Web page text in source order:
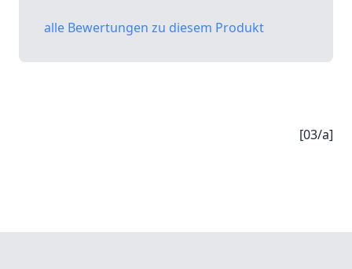
alle Bewertungen zu diesem Produkt
[03/a]